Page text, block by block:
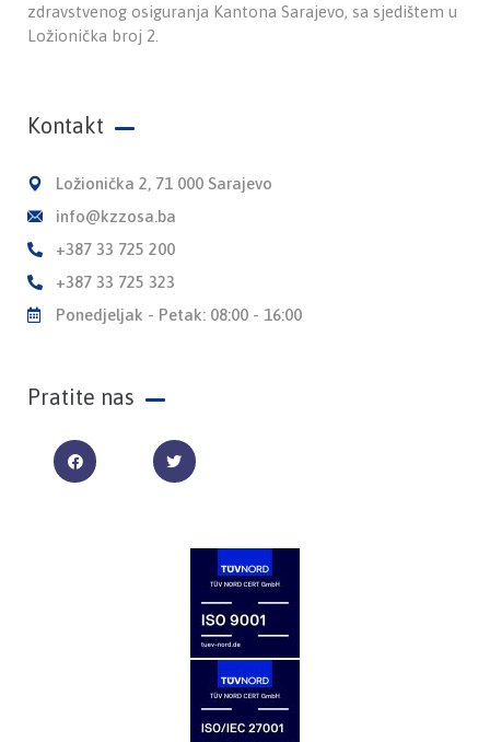
zdravstvenog osiguranja Kantona Sarajevo, sa sjedištem u
Ložionička broj 2.
Kontakt
Ložionička 2, 71 000 Sarajevo
info@kzzosa.ba
+387 33 725 200
+387 33 725 323
Ponedjeljak - Petak: 08:00 - 16:00
Pratite nas